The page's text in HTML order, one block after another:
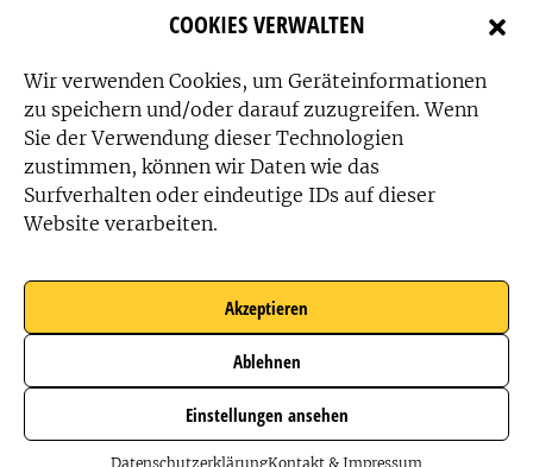
COOKIES VERWALTEN
Wir verwenden Cookies, um Geräteinformationen
zu speichern und/oder darauf zuzugreifen. Wenn
Sie der Verwendung dieser Technologien
zustimmen, können wir Daten wie das
Surfverhalten oder eindeutige IDs auf dieser
Website verarbeiten.
Akzeptieren
Ablehnen
Einstellungen ansehen
DatenschutzerklärungKontakt & Impressum
Das Friedensbüro wird gefördert von:
Das Friedensbüro wird unterstützt von: